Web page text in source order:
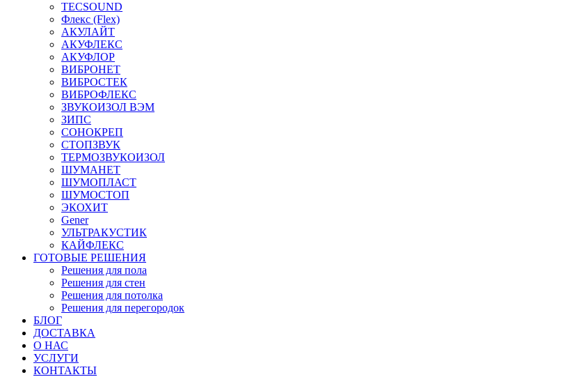
TECSOUND
Флекс (Flex)
АКУЛАЙТ
АКУФЛЕКС
АКУФЛОР
ВИБРОНЕТ
ВИБРОСТЕК
ВИБРОФЛЕКС
ЗВУКОИЗОЛ ВЭМ
ЗИПС
СОНОКРЕП
СТОПЗВУК
ТЕРМОЗВУКОИЗОЛ
ШУМАНЕТ
ШУМОПЛАСТ
ШУМОСТОП
ЭКОХИТ
Gener
УЛЬТРАКУСТИК
КАЙФЛЕКС
ГОТОВЫЕ РЕШЕНИЯ
Решения для пола
Решения для стен
Решения для потолка
Решения для перегородок
БЛОГ
ДОСТАВКА
О НАС
УСЛУГИ
КОНТАКТЫ